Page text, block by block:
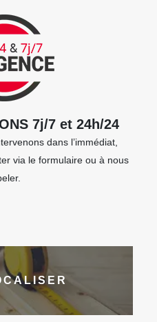
7j/7 et 24h/24
dans l’immédiat,
via le formulaire ou à nous